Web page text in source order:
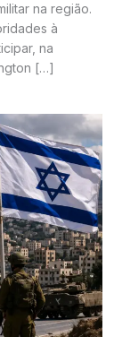
na região.
à
na
[…]